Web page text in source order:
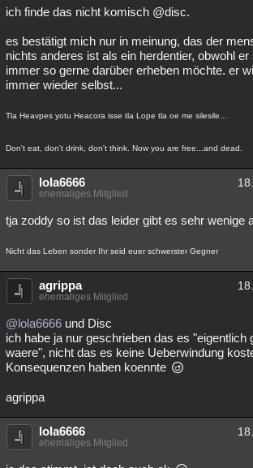
ich finde das nicht komisch @disc.
es bestätigt mich nur in meinung, das der
nichts anderes ist als ein herdentier, obwohl
immer so gerne darüber erheben möchte. er
immer wieder selbst...
Tla Heavpes yotu Heacora isse tla Lope tla oe me silesile...
Don't eat, don't drink, don't think. Now you are free...and dead.
lola6666
ehemaliges Mitglied
tja zoddy so ist das leider gibt es sehr wenige
Nicht das Leben sonder Ihr seid euer schwerster Gegner
agrippa
ehemaliges Mitglied
@lola6666 und Disc
ich habe ja nur geschrieben das es "eigentlich
waere", nicht das es keine Ueberwindung
Konsequenzen haben koennte
agrippa
lola6666
ehemaliges Mitglied